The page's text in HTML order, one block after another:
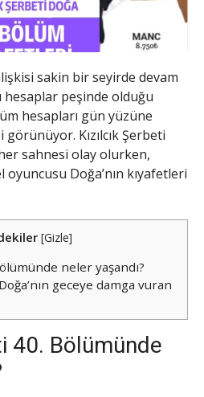
sakin bir seyirde devam
hesaplar peşinde olduğu
hesapları gün yüzüne
görünüyor. Kızılcık Şerbeti
sahnesi olay olurken,
oyuncusu Doğa’nın kıyafetleri
[Gizle]
neler yaşandı?
geceye damga vuran
40. Bölümünde